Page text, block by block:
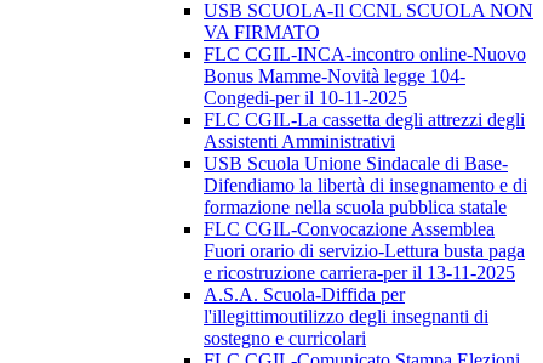
USB SCUOLA-Il CCNL SCUOLA NON
VA FIRMATO
FLC CGIL-INCA-incontro online-Nuovo
Bonus Mamme-Novità legge 104-
Congedi-per il 10-11-2025
FLC CGIL-La cassetta degli attrezzi degli
Assistenti Amministrativi
USB Scuola Unione Sindacale di Base-
Difendiamo la libertà di insegnamento e di
formazione nella scuola pubblica statale
FLC CGIL-Convocazione Assemblea
Fuori orario di servizio-Lettura busta paga
e ricostruzione carriera-per il 13-11-2025
A.S.A. Scuola-Diffida per
l'illegittimoutilizzo degli insegnanti di
sostegno e curricolari